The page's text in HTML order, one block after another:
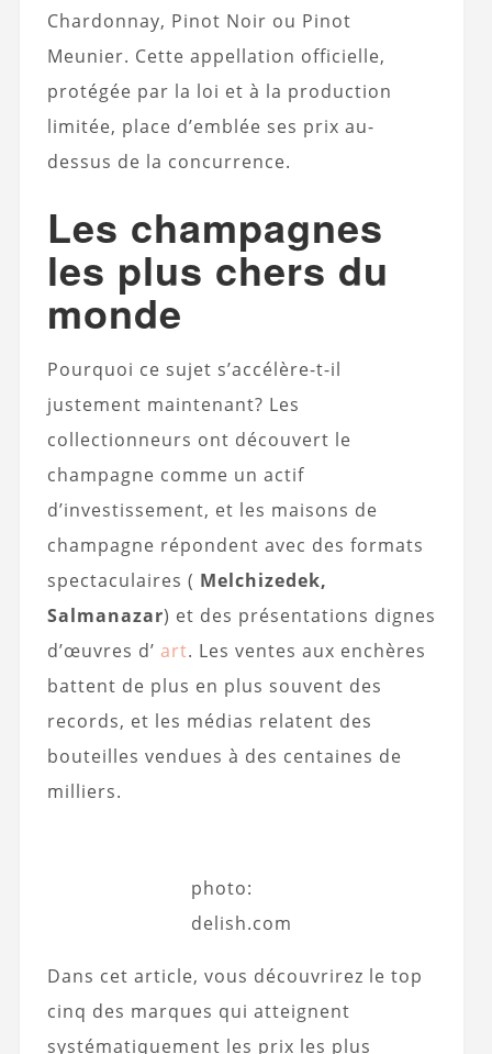
Chardonnay, Pinot Noir ou Pinot
Meunier. Cette appellation officielle,
protégée par la loi et à la production
limitée, place d’emblée ses prix au-
dessus de la concurrence.
Les champagnes
les plus chers du
monde
Pourquoi ce sujet s’accélère-t-il
justement maintenant? Les
collectionneurs ont découvert le
champagne comme un actif
d’investissement, et les maisons de
champagne répondent avec des formats
spectaculaires ( Melchizedek,
Salmanazar) et des présentations dignes
d’œuvres d’ art. Les ventes aux enchères
battent de plus en plus souvent des
records, et les médias relatent des
bouteilles vendues à des centaines de
milliers.
photo:
delish.com
Dans cet article, vous découvrirez le top
cinq des marques qui atteignent
systématiquement les prix les plus